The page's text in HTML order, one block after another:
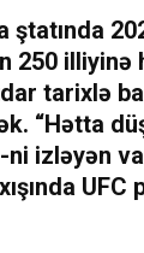
ştatında
illiyinə
tarixlə
“Hətta
izləyən
UFC